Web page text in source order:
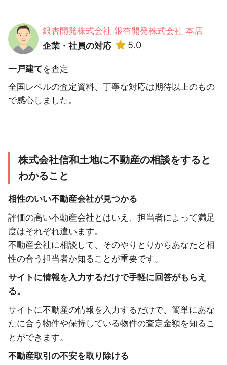
銀杏開発株式会社 銀杏開発株式会社 本店
企業・社員の対応
5.0
一戸建てを査定
全国レベルの査定資料、丁寧な対応は期待以上のもの
で感心しました。
株式会社信和土地に不動産の相談をすると
わかること
相性のいい不動産会社が見つかる
評価の高い不動産会社とはいえ、担当者によって満足
度はそれぞれ違います。
不動産会社に相談して、そのやりとりからあなたと相
性の合う担当者か知ることが重要です。
サイトに情報を入力するだけで手軽に回答がもらえ
る。
サイトに不動産の情報を入力するだけで、簡単にあな
たに合う物件や保持している物件の査定金額を知るこ
とができます。
不動産取引の不安を取り除ける